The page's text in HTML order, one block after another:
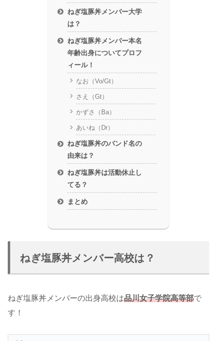
ねぎ塩豚丼メンバー大学
は？
ねぎ塩豚丼メンバー本名
年齢出身についてプロフ
ィール！
なお（Vo/Gt）
さえ（Gt）
かずさ（Ba）
あいね（Dr）
ねぎ塩豚丼のバンド名の
由来は？
ねぎ塩豚丼は活動休止し
てる？
まとめ
ねぎ塩豚丼メンバー高校は？
ねぎ塩豚丼メンバーの出身高校は品川女子学院高等部で
す！